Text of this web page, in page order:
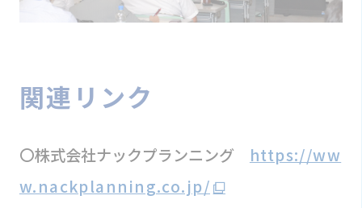
関連リンク
〇株式会社ナックプランニング https://ww
w.nackplanning.co.jp/